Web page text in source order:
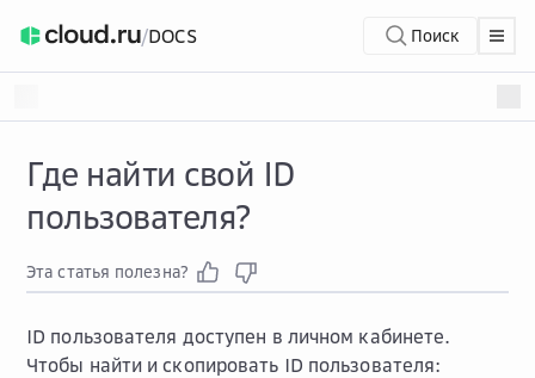
/DOCS Поиск
Где найти свой ID
пользователя?
Эта статья полезна?
ID пользователя доступен в личном кабинете.
Чтобы найти и скопировать ID пользователя: